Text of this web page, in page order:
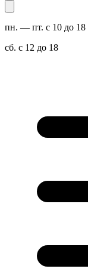
пн. — пт. с 10 до 18
сб. с 12 до 18